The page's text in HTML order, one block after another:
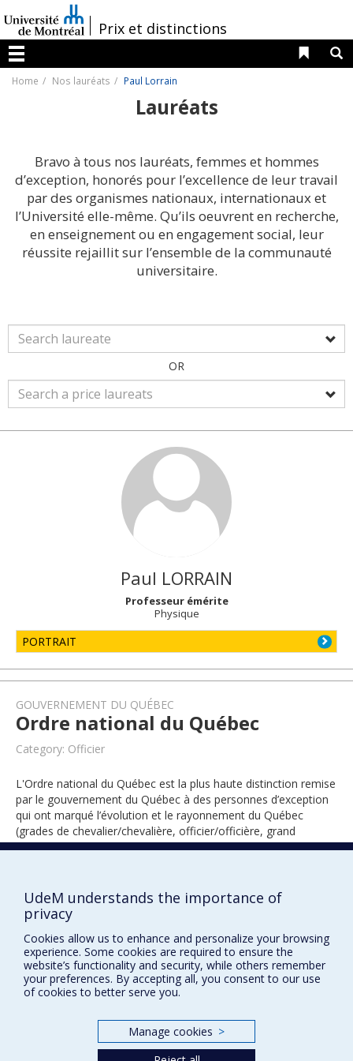
au
contenu
/Prix et distinctions
Menu
Liens
Home Nos lauréats Paul Lorrain
Lauréats
Bravo à tous nos lauréats, femmes et hommes
d’exception, honorés pour l’excellence de leur travail
par des organismes nationaux, internationaux et
l’Université elle-même. Qu’ils oeuvrent en recherche,
en enseignement ou en engagement social, leur
réussite rejaillit sur l’ensemble de la communauté
universitaire.
OR
Paul LORRAIN
Professeur émérite
Physique
PORTRAIT
GOUVERNEMENT DU QUÉBEC
Ordre national du Québec
Category: Officier
L'Ordre national du Québec est la plus haute distinction remise
par le gouvernement du Québec à des personnes d’exception
qui ont marqué l’évolution et le rayonnement du Québec
(grades de chevalier/chevalière, officier/officière, grand
officier/grande officière).
UdeM understands the importance of
privacy
Cookies allow us to enhance and personalize your browsing
experience. Some cookies are required to ensure the
website’s functionality and security, while others remember
your preferences. By accepting all, you consent to our use
of cookies to better serve you.
Manage cookies >